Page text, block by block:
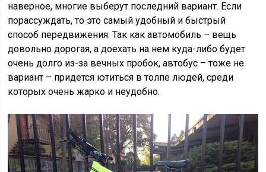
наверное, многие выберут последний вариант. Если
порассуждать, то это самый удобный и быстрый
способ передвижения. Так как автомобиль – вещь
довольно дорогая, а доехать на нем куда-либо будет
очень долго из-за вечных пробок, автобус – тоже не
вариант – придется ютиться в толпе людей, среди
которых очень жарко и неудобно.